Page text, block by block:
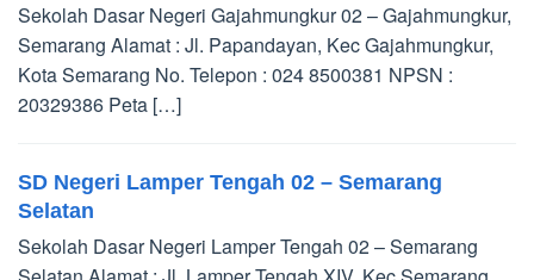
Sekolah Dasar Negeri Gajahmungkur 02 – Gajahmungkur,
Semarang Alamat : Jl. Papandayan, Kec Gajahmungkur,
Kota Semarang No. Telepon : 024 8500381 NPSN :
20329386 Peta […]
SD Negeri Lamper Tengah 02 – Semarang
Selatan
Sekolah Dasar Negeri Lamper Tengah 02 – Semarang